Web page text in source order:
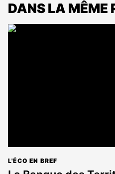
DANS LA MÊME
L'ÉCO EN BREF